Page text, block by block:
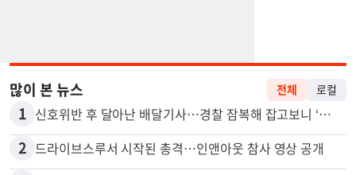
많이 본 뉴스
1 신호위반 후 달아난 배달기사…경찰 잠복해 잡고보니 ‘반전’